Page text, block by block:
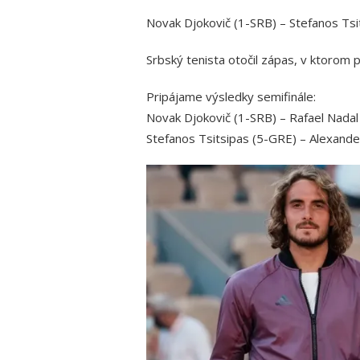
Novak Djokovič (1-SRB) – Stefanos
Srbský tenista otočil zápas, v ktorom
Pripájame výsledky semifinále:
Novak Djokovič (1-SRB) – Rafael
Stefanos Tsitsipas (5-GRE) –